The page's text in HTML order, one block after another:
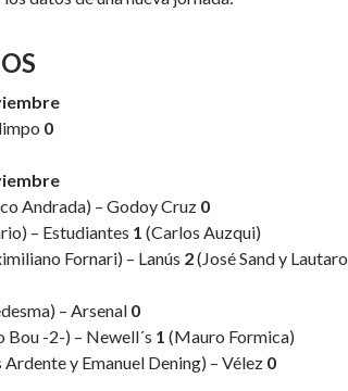
0
Andrada) – Godoy Cruz 0
– Estudiantes 1 (Carlos Auzqui)
Fornari) – Lanús 2(José Sand y Lautaro
– Arsenal 0
Bou -2-) – Newell´s 1 (Mauro Formica)
Ardente y Emanuel Dening) – Vélez 0